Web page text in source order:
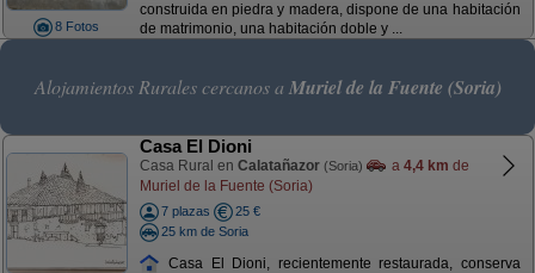
8 Fotos
construida en piedra y madera, dispone de una habitación
de matrimonio, una habitación doble y ...
Alojamientos Rurales cercanos a Muriel de la Fuente (Soria)
Casa El Dioni
Casa Rural en Calatañazor (Soria) a 4,4 km de
Muriel de la Fuente (Soria)
7 plazas
25 €
25 km de Soria
Casa El Dioni, recientemente restaurada, conserva